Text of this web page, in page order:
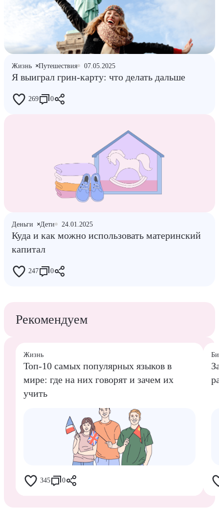
Жизнь Путешествия 07.05.2025
Я выиграл грин-карту: что делать дальше
269 0
Деньги Дети 24.01.2025
Куда и как можно использовать материнский
капитал
247 0
Рекомендуем
Жизнь
Топ-10 самых популярных языков в
мире: где на них говорят и зачем их
учить
345 0